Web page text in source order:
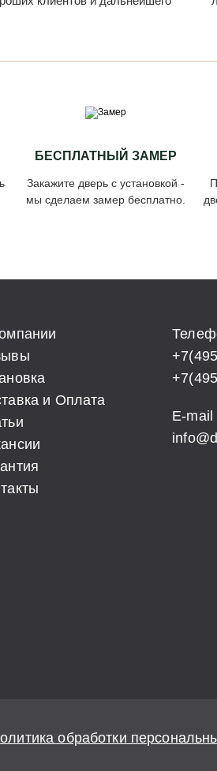
БЕСПЛАТНЫЙ ЗАМЕР
Закажите дверь с установкой -
мы сделаем замер бесплатно.
и Оплата
E-mail
обработки